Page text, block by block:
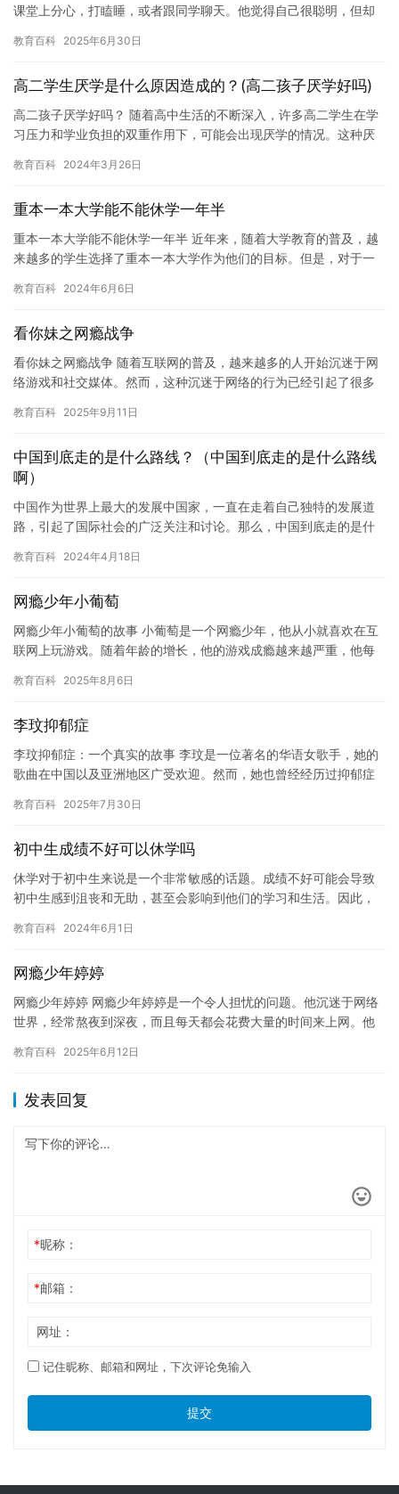
课堂上分心，打瞌睡，或者跟同学聊天。他觉得自己很聪明，但却
不…
教育百科 2025年6月30日
高二学生厌学是什么原因造成的？(高二孩子厌学好吗)
高二孩子厌学好吗？ 随着高中生活的不断深入，许多高二学生在学
习压力和学业负担的双重作用下，可能会出现厌学的情况。这种厌
此，如…
教育百科 2024年3月26日
重本一本大学能不能休学一年半
重本一本大学能不能休学一年半 近年来，随着大学教育的普及，越
来越多的学生选择了重本一本大学作为他们的目标。但是，对于一
庭原…
教育百科 2024年6月6日
看你妹之网瘾战争
看你妹之网瘾战争 随着互联网的普及，越来越多的人开始沉迷于网
络游戏和社交媒体。然而，这种沉迷于网络的行为已经引起了很多
力、…
教育百科 2025年9月11日
中国到底走的是什么路线？（中国到底走的是什么路线
啊）
中国作为世界上最大的发展中国家，一直在走着自己独特的发展道
路，引起了国际社会的广泛关注和讨论。那么，中国到底走的是什
中…
教育百科 2024年4月18日
网瘾少年小葡萄
网瘾少年小葡萄的故事 小葡萄是一个网瘾少年，他从小就喜欢在互
联网上玩游戏。随着年龄的增长，他的游戏成瘾越来越严重，他每
要的…
教育百科 2025年8月6日
李玟抑郁症
李玟抑郁症：一个真实的故事 李玟是一位著名的华语女歌手，她的
歌曲在中国以及亚洲地区广受欢迎。然而，她也曾经经历过抑郁症
抑郁…
教育百科 2025年7月30日
初中生成绩不好可以休学吗
休学对于初中生来说是一个非常敏感的话题。成绩不好可能会导致
初中生感到沮丧和无助，甚至会影响到他们的学习和生活。因此，
是必…
教育百科 2024年6月1日
网瘾少年婷婷
网瘾少年婷婷 网瘾少年婷婷是一个令人担忧的问题。他沉迷于网络
世界，经常熬夜到深夜，而且每天都会花费大量的时间来上网。他
婷…
教育百科 2025年6月12日
发表回复
*昵称：
*邮箱：
网址：
记住昵称、邮箱和网址，下次评论免输入
提交